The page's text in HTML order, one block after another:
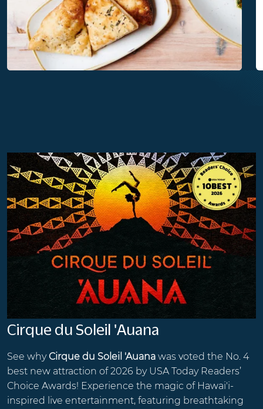
Cirque du Soleil 'Auana
See why Cirque du Soleil 'Auana was voted the No. 4
best new attraction of 2026 by USA Today Readers’
Choice Awards! Experience the magic of Hawai'i-
inspired live entertainment, featuring breathtaking